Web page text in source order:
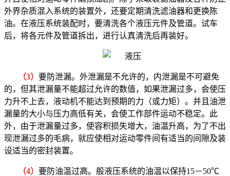
外界杂质混入系统的装置外，还要定期清洗滤油器和更换陈
油。在液压系统装配时，要清洗各个液压元件及管道。试车
后，将各元件及管道拆出，进行认真清洗后再装好。
（3） 要防泄漏。外泄漏是不允许的，内泄漏是不可避免
的，但其泄漏量不能超过允许的数值，如果泄漏过多，会使压
力升不上去，液动机不能达到预期的力（或力矩）。并且油泄
漏量的大小与压力高低有关，会使工作部件运动不稳定。此
外，由于泄漏量过多，使容积损失增大，油温升高，为了不出
现泄漏过多的毛病，就应使相对运动零件间有适当的间隙及装
设适当的密封装置。
（4） 要防油温过高。般液压系统的油温以保持15－50℃